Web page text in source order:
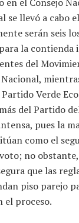
se llevó a cabo
serán seis
la contienda
del
Verde
del Partido
pues la
como el
no
que las
piso parejo
el proceso.